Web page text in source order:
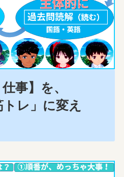
事】を、
トレ」に変え